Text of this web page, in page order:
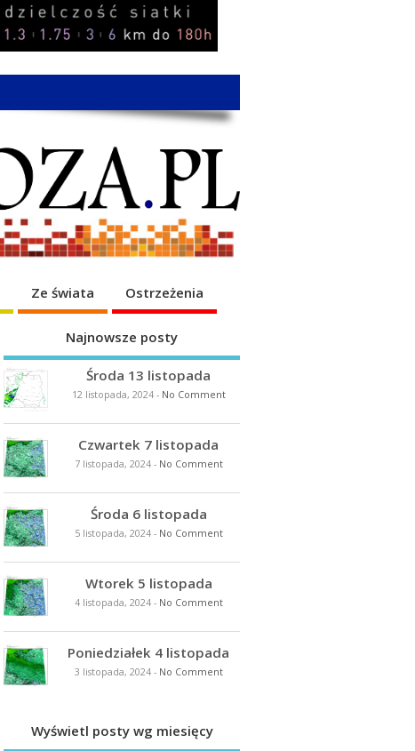
Ze świata Ostrzeżenia
Najnowsze posty
Środa 13 listopada
12 listopada, 2024- No Comment
Czwartek 7 listopada
7 listopada, 2024- No Comment
Środa 6 listopada
5 listopada, 2024- No Comment
Wtorek 5 listopada
4 listopada, 2024- No Comment
Poniedziałek 4 listopada
3 listopada, 2024- No Comment
Wyświetl posty wg miesięcy